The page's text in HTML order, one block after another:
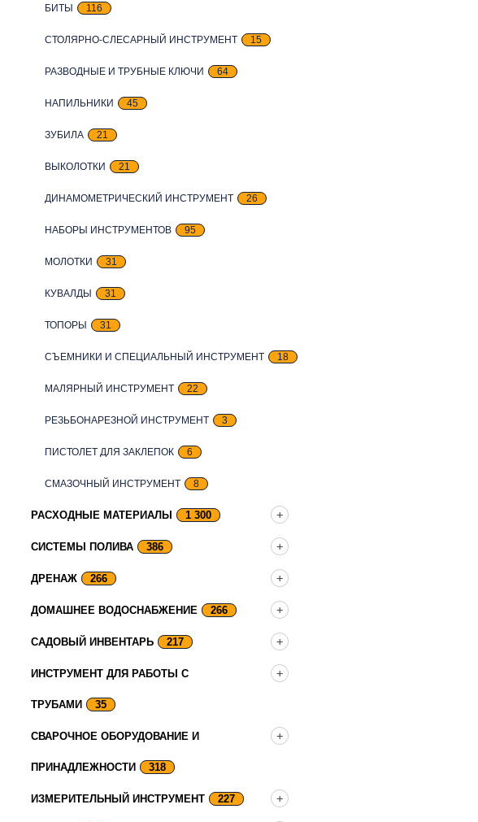
БИТЫ 116
СТОЛЯРНО-СЛЕСАРНЫЙ ИНСТРУМЕНТ 15
РАЗВОДНЫЕ И ТРУБНЫЕ КЛЮЧИ 64
НАПИЛЬНИКИ 45
ЗУБИЛА 21
ВЫКОЛОТКИ 21
ДИНАМОМЕТРИЧЕСКИЙ ИНСТРУМЕНТ 26
НАБОРЫ ИНСТРУМЕНТОВ 95
МОЛОТКИ 31
КУВАЛДЫ 31
ТОПОРЫ 31
СЪЕМНИКИ И СПЕЦИАЛЬНЫЙ ИНСТРУМЕНТ 18
МАЛЯРНЫЙ ИНСТРУМЕНТ 22
РЕЗЬБОНАРЕЗНОЙ ИНСТРУМЕНТ 3
ПИСТОЛЕТ ДЛЯ ЗАКЛЕПОК 6
СМАЗОЧНЫЙ ИНСТРУМЕНТ 8
РАСХОДНЫЕ МАТЕРИАЛЫ 1 300
СИСТЕМЫ ПОЛИВА 386
ДРЕНАЖ 266
ДОМАШНЕЕ ВОДОСНАБЖЕНИЕ 266
САДОВЫЙ ИНВЕНТАРЬ 217
ИНСТРУМЕНТ ДЛЯ РАБОТЫ С
ТРУБАМИ 35
СВАРОЧНОЕ ОБОРУДОВАНИЕ И
ПРИНАДЛЕЖНОСТИ 318
ИЗМЕРИТЕЛЬНЫЙ ИНСТРУМЕНТ 227